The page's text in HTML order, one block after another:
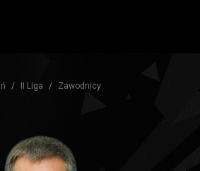
II Liga
Zawodnicy